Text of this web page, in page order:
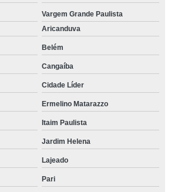
Vargem Grande Paulista
Aricanduva
Belém
Cangaíba
Cidade Líder
Ermelino Matarazzo
Itaim Paulista
Jardim Helena
Lajeado
Pari